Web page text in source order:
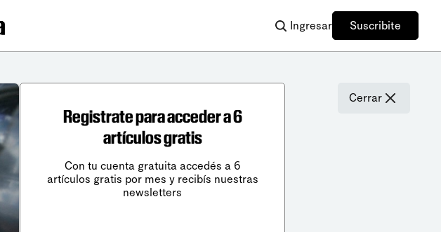
Ingresar Suscribite
Cerrar
Registrate para acceder a 6
artículos gratis
Con tu cuenta gratuita accedés a 6
artículos gratis por mes y recibís nuestras
newsletters